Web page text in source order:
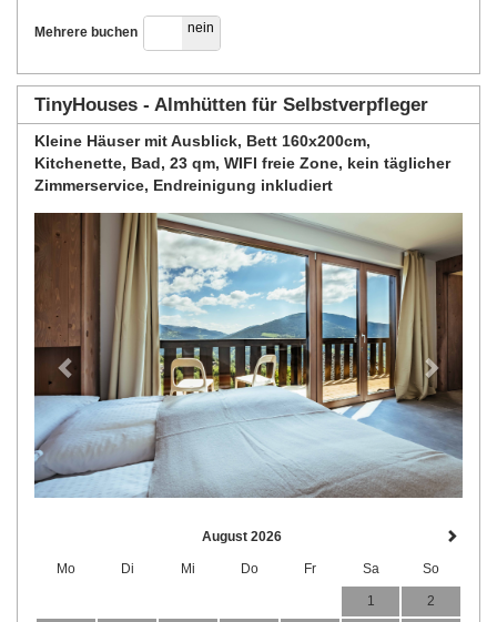
Mehrere buchen
ja nein
TinyHouses - Almhütten für Selbstverpfleger
Kleine Häuser mit Ausblick, Bett 160x200cm,
Kitchenette, Bad, 23 qm, WIFI freie Zone, kein täglicher
Zimmerservice, Endreinigung inkludiert
Previous Next
August 2026
Mo Di Mi Do Fr Sa So
1 2